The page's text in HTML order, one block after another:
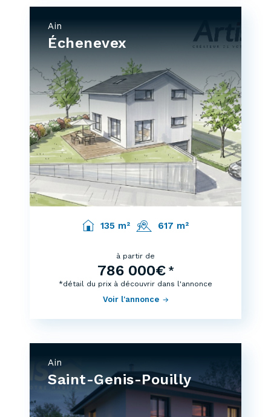
Ain
Échenevex
135 m² 617 m²
à partir de
786 000€ *
Voir l'annonce
*détail du prix à découvrir dans l'annonce
Ain
Saint-Genis-Pouilly